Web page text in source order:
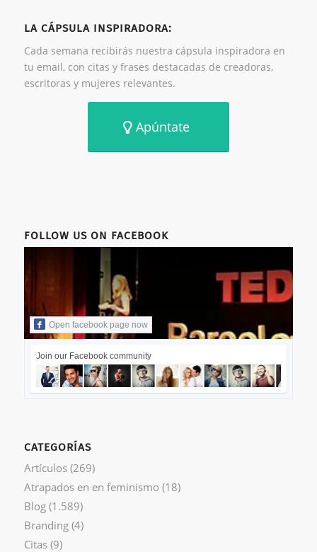
LA CÁPSULA INSPIRADORA:
Cada semana recibirás nuestra cápsula inspiradora en
tu email, con citas y frases destacadas de creadoras,
escritoras y mujeres relevantes.
Apúntate
FOLLOW US ON FACEBOOK
Open facebook page now
Join our Facebook community
CATEGORÍAS
Artículos(269)
Atrapados en en feminismo (18)
Blog(1.589)
Branding(4)
Citas(9)